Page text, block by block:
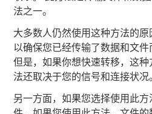
法之一。
大多数人仍然使用这种方法的
以确保您已经传输了数据和文件
但是，如果你想快速转移，这
法还取决于您的信号和连接状况
另一方面，如果您选择使用此